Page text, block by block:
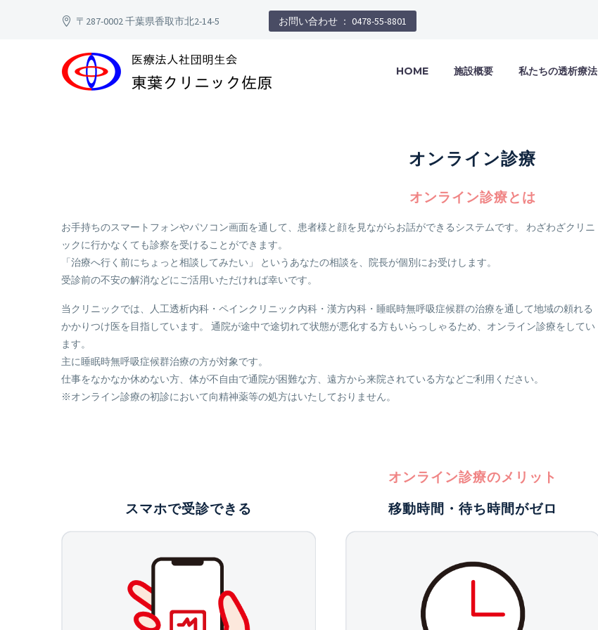
〒287-0002 千葉県香取市北2-14-5 お問い合わせ ： 0478-55-8801
HOME 施設概要 私たちの透析療法
オンライン診療
オンライン診療とは
お手持ちのスマートフォンやパソコン画面を通して、患者様と顔を見ながらお話ができるシステムです。 わざわざクリニ
ックに行かなくても診察を受けることができます。
「治療へ行く前にちょっと相談してみたい」 というあなたの相談を、院長が個別にお受けします。
受診前の不安の解消などにご活用いただければ幸いです。
当クリニックでは、人工透析内科・ペインクリニック内科・漢方内科・睡眠時無呼吸症候群の治療を通して地域の頼れる
かかりつけ医を目指しています。 通院が途中で途切れて状態が悪化する方もいらっしゃるため、オンライン診療をしてい
ます。
主に睡眠時無呼吸症候群治療の方が対象です。
仕事をなかなか休めない方、体が不自由で通院が困難な方、遠方から来院されている方などご利用ください。
※オンライン診療の初診において向精神薬等の処方はいたしておりません。
オンライン診療のメリット
スマホで受診できる
移動時間・待ち時間がゼロ